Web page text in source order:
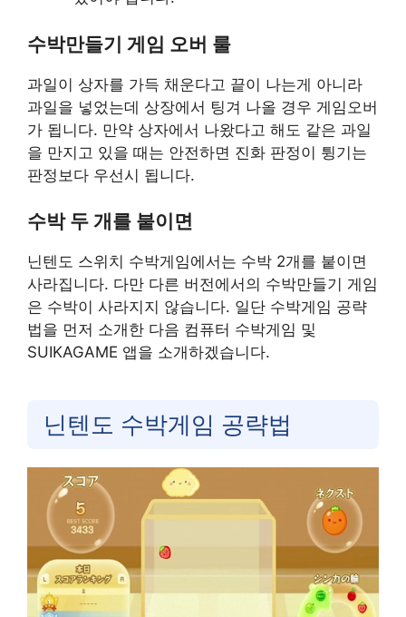
수박만들기 게임 오버 룰
과일이 상자를 가득 채운다고 끝이 나는게 아니라
과일을 넣었는데 상장에서 팅겨 나올 경우 게임오버
가 됩니다. 만약 상자에서 나왔다고 해도 같은 과일
을 만지고 있을 때는 안전하면 진화 판정이 튕기는
판정보다 우선시 됩니다.
수박 두 개를 붙이면
닌텐도 스위치 수박게임에서는 수박 2개를 붙이면
사라집니다. 다만 다른 버전에서의 수박만들기 게임
은 수박이 사라지지 않습니다. 일단 수박게임 공략
법을 먼저 소개한 다음 컴퓨터 수박게임 및
SUIKAGAME 앱을 소개하겠습니다.
닌텐도 수박게임 공략법